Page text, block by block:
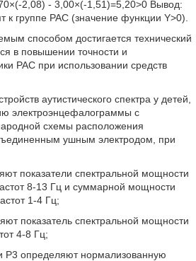
2,08) - 3,00×(-1,51)=5,20>0 Вывод:
к группе РАС (значение функции Υ>0).
способом достигается технический
в повышении точности и
РАС при использовании средств
аутистического спектра у детей,
электроэнцефалограммы с
схемы расположения
ушным электродом, при
показатели спектральной мощности
8-13 Гц и суммарной мощности
1-4 Гц;
показатель спектральной мощности
4-8 Гц;
Р3 определяют нормализованную